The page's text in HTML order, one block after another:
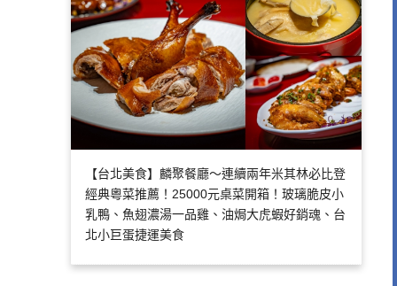
【台北美食】麟聚餐廳～連續兩年米其林必比登
經典粵菜推薦！25000元桌菜開箱！玻璃脆皮小
乳鴨、魚翅濃湯一品雞、油焗大虎蝦好銷魂、台
北小巨蛋捷運美食